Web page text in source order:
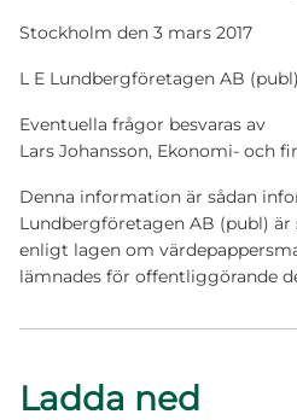
Stockholm den 3 mars 2017
L E Lundbergföretagen AB (publ)
Eventuella frågor besvaras av
Lars Johansson, Ekonomi- och
Denna information är sådan
Lundbergföretagen AB (publ)
enligt lagen om
lämnades för offentliggörande
Ladda ned